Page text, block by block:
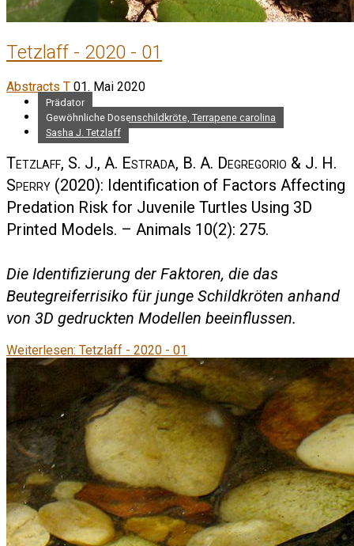
Tetzlaff - 2020 - 01
Abstracts T 01. Mai 2020
Prädator
Gewöhnliche Dosenschildkröte, Terrapene carolina
Sasha J. Tetzlaff
Tetzlaff, S. J., A. Estrada, B. A. Degregorio & J. H.
Sperry (2020): Identification of Factors Affecting
Predation Risk for Juvenile Turtles Using 3D
Printed Models. – Animals 10(2): 275.
Die Identifizierung der Faktoren, die das
Beutegreiferrisiko für junge Schildkröten anhand
von 3D gedruckten Modellen beeinflussen.
Weiterlesen: Tetzlaff - 2020 - 01